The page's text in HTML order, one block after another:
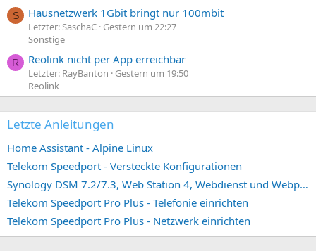
S Hausnetzwerk 1Gbit bringt nur 100mbit
Letzter: SaschaC Gestern um 22:27
Sonstige
R Reolink nicht per App erreichbar
Letzter: RayBanton
Gestern um 19:50
Reolink
Letzte Anleitungen
Home Assistant - Alpine Linux
Telekom Speedport - Versteckte Konfigurationen
Synology DSM 7.2/7.3, Web Station 4, Webdienst und Webportal erstellen (ehemals vHost)
Telekom Speedport Pro Plus - Telefonie einrichten
Telekom Speedport Pro Plus - Netzwerk einrichten